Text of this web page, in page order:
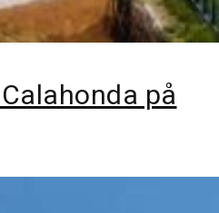
på